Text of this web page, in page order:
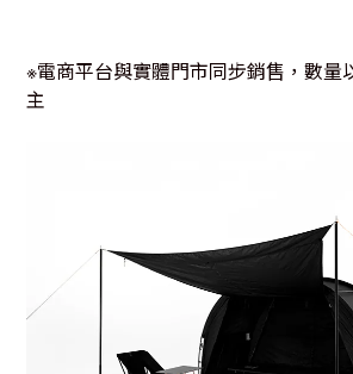
※電商平台與實體門市同步銷售，數量
主